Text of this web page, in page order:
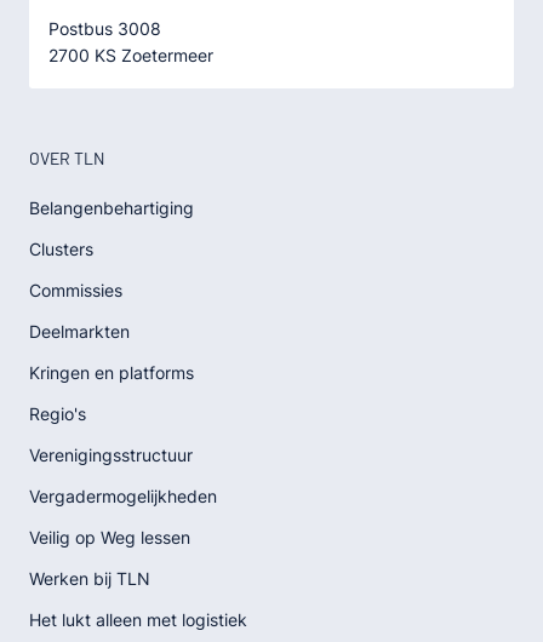
Postbus 3008
2700 KS Zoetermeer
OVER TLN
Belangenbehartiging
Clusters
Commissies
Deelmarkten
Kringen en platforms
Regio's
Verenigingsstructuur
Vergadermogelijkheden
Veilig op Weg lessen
Werken bij TLN
Het lukt alleen met logistiek